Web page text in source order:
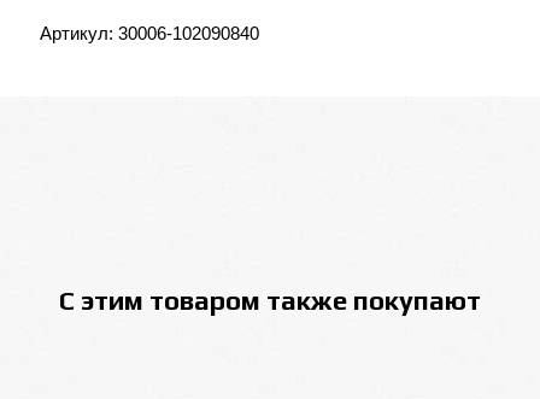
Артикул: 30006-102090840
С этим товаром также покупают